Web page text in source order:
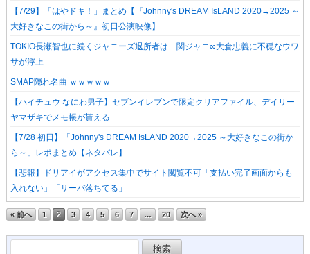
【7/29】「はやドキ！」まとめ【『Johnny's DREAM IsLAND 2020→2025 ～
大好きなこの街から～』初日公演映像】
TOKIO長瀬智也に続くジャニーズ退所者は…関ジャニ∞大倉忠義に不穏なウワ
サが浮上
SMAP隠れ名曲 ｗｗｗｗｗ
【ハイチュウ なにわ男子】セブンイレブンで限定クリアファイル、デイリー
ヤマザキでメモ帳が貰える
【7/28 初日】「Johnny's DREAM IsLAND 2020→2025 ～大好きなこの街か
ら～」レポまとめ【ネタバレ】
【悲報】ドリアイがアクセス集中でサイト閲覧不可「支払い完了画面からも
入れない」「サーバ落ちてる」
« 前へ 1 2 3 4 5 6 7 … 20 次へ »